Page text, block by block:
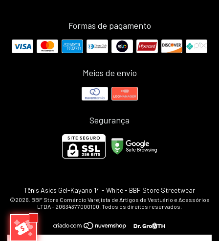
Formas de pagamento
Meios de envio
Segurança
Tênis Asics Gel-Kayano 14 - White- BBF Store Streetwear
©2026. BBF Store Comércio Varejista de Artigos de Vestuário e Acessórios
LTDA - 20634377000100. Todos os direitos reservados.